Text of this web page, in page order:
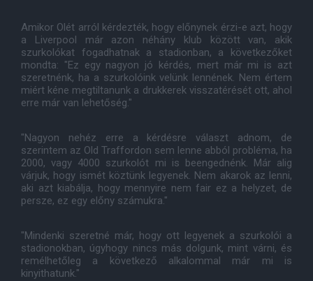
Amikor Olét arról kérdezték, hogy előnynek érzi-e azt, hogy
a Liverpool már azon néhány klub között van, akik
szurkolókat fogadhatnak a stadionban, a következőket
mondta: "Ez egy nagyon jó kérdés, mert már mi is azt
szeretnénk, ha a szurkolóink velünk lennének. Nem értem
miért kéne megtiltanunk a drukkerek visszatérését ott, ahol
erre már van lehetőség."
"Nagyon nehéz erre a kérdésre választ adnom, de
szerintem az Old Traffordon sem lenne abból probléma, ha
2000, vagy 4000 szurkolót mi is beengednénk. Már alig
várjuk, hogy ismét köztünk legyenek. Nem akarok az lenni,
aki azt kiabálja, hogy mennyire nem fair ez a helyzet, de
persze, ez egy előny számukra."
"Mindenki szeretné már, hogy ott legyenek a szurkolói a
stadionokban, úgyhogy nincs más dolgunk, mint várni, és
remélhetőleg a következő alkalommal már mi is
kinyithatunk."